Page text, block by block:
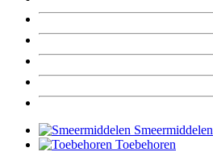
Smeermiddelen
Toebehoren